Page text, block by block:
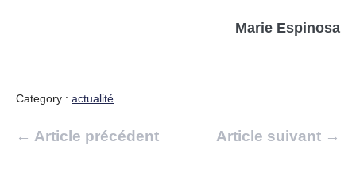
Marie Espinosa
Category : actualité
Navigation
← Article précédent Article suivant →